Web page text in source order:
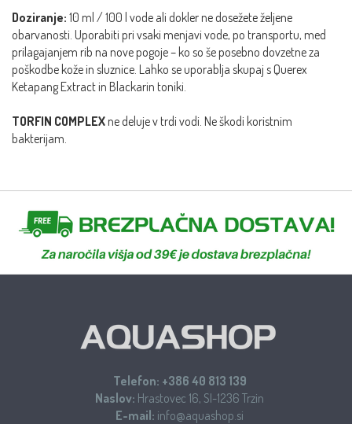
Doziranje: 10 ml / 100 l vode ali dokler ne dosežete željene
obarvanosti. Uporabiti pri vsaki menjavi vode, po transportu, med
prilagajanjem rib na nove pogoje – ko so še posebno dovzetne za
poškodbe kože in sluznice. Lahko se uporablja skupaj s Querex
Ketapang Extract in Blackarin toniki.
TORFIN COMPLEX ne deluje v trdi vodi. Ne škodi koristnim
bakterijam.
Telefon: +386 40 813 139
Naslov: Hrastovec 16, SI-1236 Trzin
E-mail: info@aquashop.si